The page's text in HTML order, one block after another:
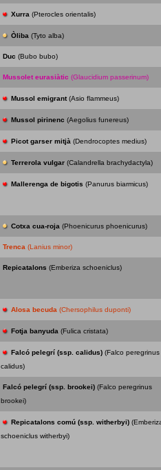
Xurra (Pterocles orientalis)
Òliba (Tyto alba)
Duc (Bubo bubo)
Mussolet eurasiàtic (Glaucidium passerinum)
Mussol emigrant (Asio flammeus)
Mussol pirinenc (Aegolius funereus)
Picot garser mitjà (Dendrocoptes medius)
Terrerola vulgar (Calandrella brachydactyla)
Mallerenga de bigotis (Panurus biarmicus)
Cotxa cua-roja (Phoenicurus phoenicurus)
Trenca (Lanius minor)
Repicatalons (Emberiza schoeniclus)
Alosa becuda (Chersophilus duponti)
Fotja banyuda (Fulica cristata)
Falcó pelegrí (ssp. calidus) (Falco peregrinus
calidus)
Falcó pelegrí (ssp. brookei) (Falco peregrinus
brookei)
Repicatalons comú (ssp. witherbyi)
schoeniclus witherbyi)